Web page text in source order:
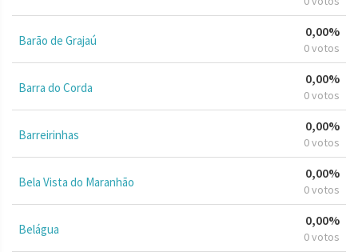
Barão de Grajaú
0,00%
0 votos
Barra do Corda
0,00%
0 votos
Barreirinhas
0,00%
0 votos
Bela Vista do Maranhão
0,00%
0 votos
Belágua
0,00%
0 votos